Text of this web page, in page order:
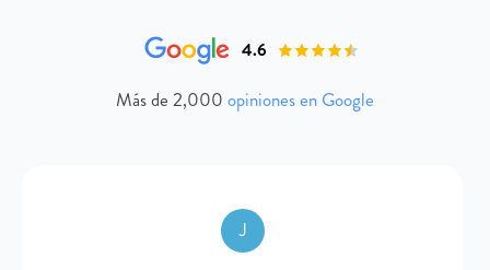
4.6
Más de 2,000 opiniones en Google
J